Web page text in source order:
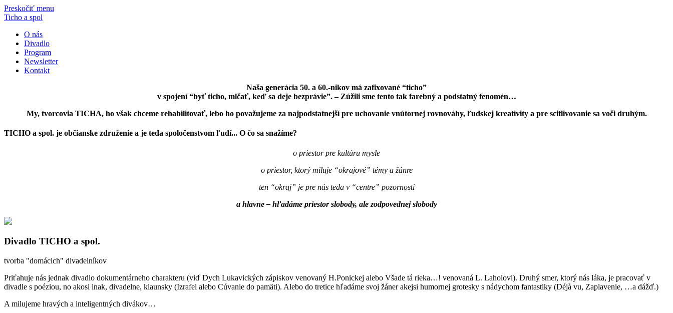
Preskočiť menu
Ticho a spol
O nás
Divadlo
Program
Newsletter
Kontakt
Naša generácia 50. a 60.-nikov má zafixované “ticho”
v spojení “byť ticho, mlčať, keď sa deje bezprávie”. – Zúžili sme tento tak farebný a podstatný fenomén…
My, tvorcovia TICHA, ho však chceme rehabilitovať, lebo ho považujeme za najpodstatnejší pre uchovanie vnútornej rovnováhy, ľudskej kreativity a pre scitlivovanie sa voči druhým.
TICHO a spol. je občianske združenie a je teda spoločenstvom ľudí... O čo sa snažíme?
o priestor pre kultúru mysle
o priestor, ktorý miluje “okrajové” témy a žánre
ten “okraj” je pre nás teda v “centre” pozornosti
a hlavne – hľadáme priestor slobody, ale zodpovednej slobody
Divadlo TICHO a spol.
tvorba "domácich" divadelníkov
Priťahuje nás jednak divadlo dokumentárneho charakteru (viď Dych Lukavických zápiskov venovaný H.Ponickej alebo Všade tá rieka…! venovaná L. Laholovi). Druhý smer, ktorý nás láka, je pracovať v
divadle s poéziou, no akosi inak, divadelne, klaunsky (Izrafel alebo Cúvanie do pamäti). Alebo do tretice hľadáme svoj žáner akejsi humornej grotesky s nádychom fantastiky (Déjà vu, Zaplavenie, …a dážď.)
A milujeme hravých a inteligentných divákov…